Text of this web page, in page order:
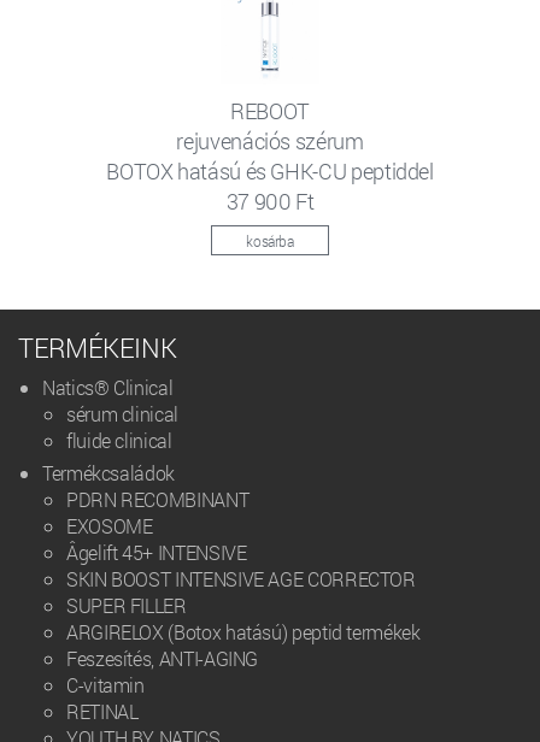
REBOOT
rejuvenációs szérum
BOTOX hatású és GHK-CU peptiddel
37 900 Ft
kosárba
TERMÉKEINK
Natics® Clinical
sérum clinical
fluide clinical
Termékcsaládok
PDRN RECOMBINANT
EXOSOME
Âgelift 45+ INTENSIVE
SKIN BOOST INTENSIVE AGE CORRECTOR
SUPER FILLER
ARGIRELOX (Botox hatású) peptid termékek
Feszesítés, ANTI-AGING
C-vitamin
RETINAL